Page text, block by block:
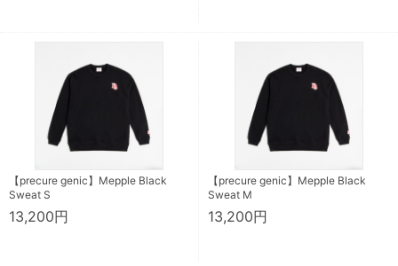
【precure genic】Mepple Black
Sweat S
13,200円
【precure genic】Mepple Black
Sweat M
13,200円